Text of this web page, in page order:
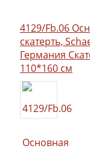
4129/Fb.06
скатерть,
Германия
110*160 см